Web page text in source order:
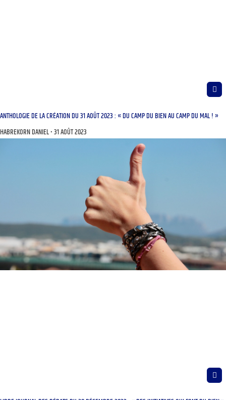
ANTHOLOGIE DE LA CRÉATION DU 31 AOÛT 2023 : « DU CAMP DU BIEN AU CAMP DU MAL ! »
HABREKORN DANIEL 31 AOÛT 2023